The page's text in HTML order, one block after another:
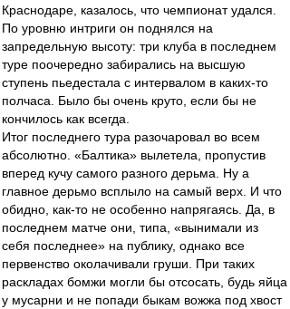
Краснодаре, казалось, что чемпионат удался.
По уровню интриги он поднялся на
запредельную высоту: три клуба в последнем
туре поочередно забирались на высшую
ступень пьедестала с интервалом в каких-то
полчаса. Было бы очень круто, если бы не
кончилось как всегда.
Итог последнего тура разочаровал во всем
абсолютно. «Балтика» вылетела, пропустив
вперед кучу самого разного дерьма. Ну а
главное дерьмо всплыло на самый верх. И что
обидно, как-то не особенно напрягаясь. Да, в
последнем матче они, типа, «вынимали из
себя последнее» на публику, однако все
первенство околачивали груши. При таких
раскладах бомжи могли бы отсосать, будь яйца
у мусарни и не попади быкам вожжа под хвост